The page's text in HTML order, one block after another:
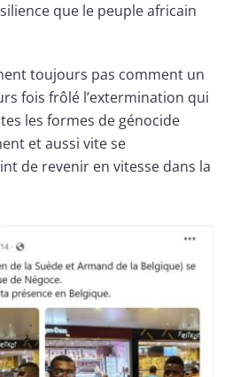
que le peuple africain
toujours pas comment un
fois frôlé l’extermination qui
les formes de génocide
et aussi vite se
de revenir en vitesse dans la